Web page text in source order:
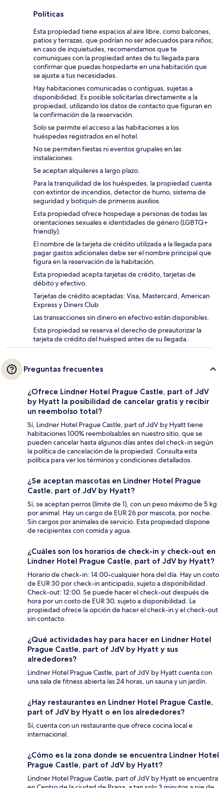
Políticas
Esta propiedad tiene espacios al aire libre, como balcones,
patios y terrazas, que podrían no ser adecuados para niños;
en caso de inquietudes, recomendamos que te
comuniques con la propiedad antes de tu llegada para
confirmar que puedas hospedarte en una habitación que
se ajuste a tus necesidades.
Hay habitaciones comunicadas o contiguas, sujetas a
disponibilidad. Es posible solicitarlas directamente a la
propiedad, utilizando los datos de contacto que figuran en
la confirmación de la reservación.
Solo se permite el acceso a las habitaciones a los
huéspedes registrados en el hotel.
No se permiten fiestas ni eventos grupales en las
instalaciones.
Se aceptan alquileres a largo plazo.
Para la tranquilidad de los huéspedes, la propiedad cuenta
con extintor de incendios, detector de humo, sistema de
seguridad y botiquín de primeros auxilios.
Esta propiedad ofrece hospedaje a personas de todas las
orientaciones sexuales e identidades de género (LGBTQ+
friendly).
El nombre de la tarjeta de crédito utilizada a la llegada para
pagar gastos adicionales debe ser el nombre principal que
figura en la reservación de la habitación.
Esta propiedad acepta tarjetas de crédito, tarjetas de
débito y efectivo.
Tarjetas de crédito aceptadas: Visa, Mastercard, American
Express y Diners Club
Las transacciones sin dinero en efectivo están disponibles.
Esta propiedad se reserva el derecho de preautorizar la
tarjeta de crédito del huésped antes de su llegada.
Preguntas frecuentes
¿Ofrece Lindner Hotel Prague Castle, part of JdV
by Hyatt la posibilidad de cancelar gratis y recibir
un reembolso total?
Sí, Lindner Hotel Prague Castle, part of JdV by Hyatt tiene
habitaciones 100% reembolsables en nuestro sitio, que se
pueden cancelar hasta algunos días antes del check-in según
la política de cancelación de la propiedad. Consulta esta
política para ver los términos y condiciones detallados.
¿Se aceptan mascotas en Lindner Hotel Prague
Castle, part of JdV by Hyatt?
Sí, se aceptan perros (límite de 1), con un peso máximo de 5 kg
por animal. Hay un cargo de EUR 26 por mascota, por noche.
Sin cargos por animales de servicio. Esta propiedad dispone
de recipientes con comida y agua.
¿Cuáles son los horarios de check-in y check-out en
Lindner Hotel Prague Castle, part of JdV by Hyatt?
Horario de check-in: 14:00-cualquier hora del día. Hay un costo
de EUR 30 por check-in anticipado, sujeto a disponibilidad.
Check-out: 12:00. Se puede hacer el check-out después de
hora por un costo de EUR 30, sujeto a disponibilidad. La
propiedad ofrece la opción de hacer el check-in y el check-out
sin contacto.
¿Qué actividades hay para hacer en Lindner Hotel
Prague Castle, part of JdV by Hyatt y sus
alrededores?
Lindner Hotel Prague Castle, part of JdV by Hyatt cuenta con
una sala de fitness abierta las 24 horas, un sauna y un jardín.
¿Hay restaurantes en Lindner Hotel Prague Castle,
part of JdV by Hyatt o en los alrededores?
Sí, cuenta con un restaurante que ofrece cocina local e
internacional.
¿Cómo es la zona donde se encuentra Lindner Hotel
Prague Castle, part of JdV by Hyatt?
Lindner Hotel Prague Castle, part of JdV by Hyatt se encuentra